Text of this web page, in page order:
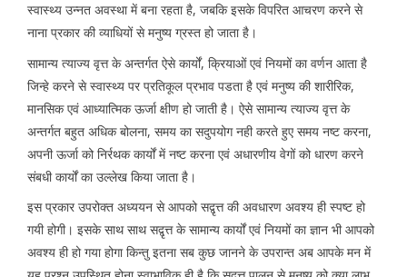
स्वास्थ्य उन्नत अवस्था में बना रहता है, जबकि इसके विपरित आचरण करने से
नाना प्रकार की व्याधियों से मनुष्य ग्रस्त हो जाता है।
सामान्य त्याज्य वृत्त के अन्तर्गत ऐसे कार्यों, क्रियाओं एवं नियमों का वर्णन आता है
जिन्हे करने से स्वास्थ्य पर प्रतिकूल प्रभाव पडता है एवं मनुष्य की शारीरिक,
मानसिक एवं आध्यात्मिक ऊर्जा क्षीण हो जाती है। ऐसे सामान्य त्याज्य वृत्त के
अन्तर्गत बहुत अधिक बोलना, समय का सदुपयोग नही करते हुए समय नष्ट करना,
अपनी ऊर्जा को निर्रथक कार्यों में नष्ट करना एवं अधारणीय वेगों को धारण करने
संबधी कार्यों का उल्लेख किया जाता है।
इस प्रकार उपरोक्त अध्ययन से आपको सद्वृत्त की अवधारण अवश्य ही स्पष्ट हो
गयी होगी। इसके साथ साथ सद्वृत्त के सामान्य कार्यों एवं नियमों का ज्ञान भी आपको
अवश्य ही हो गया होगा किन्तु इतना सब कुछ जानने के उपरान्त अब आपके मन में